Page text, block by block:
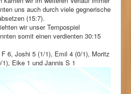
uns auch durch viele gegnerische
(15:7).
wir unser Tempospiel
somit einen verdienten 30:15
6, Joshi 5 (1/1), Emil 4 (0/1), Moritz
Eike 1 und Jannis S 1